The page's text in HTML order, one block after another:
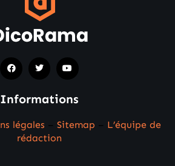
Informations
légales Sitemap
L’équipe de
rédaction